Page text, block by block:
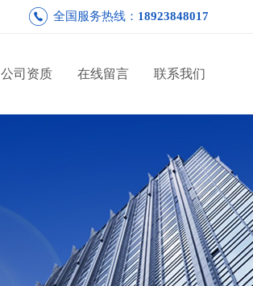
全国服务热线： 18923848017
公司资质 在线留言 联系我们